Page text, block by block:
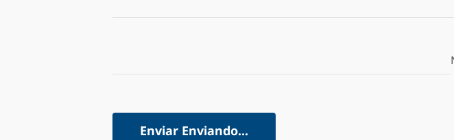
Enviar Enviando...